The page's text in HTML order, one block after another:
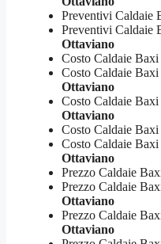
Preventivi Caldaie
Preventivi Caldaie
Ottaviano
Costo Caldaie
Costo Caldaie
Ottaviano
Costo Caldaie
Ottaviano
Costo Caldaie
Costo Caldaie
Ottaviano
Prezzo Caldaie
Prezzo Caldaie
Ottaviano
Prezzo Caldaie
Ottaviano